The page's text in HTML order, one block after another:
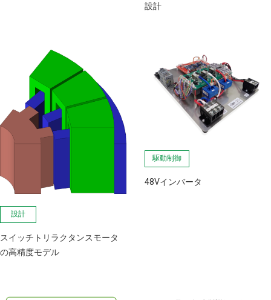
設計
設計
スイッチトリラクタンスモータ
の高精度モデル
駆動制御
48Vインバータ